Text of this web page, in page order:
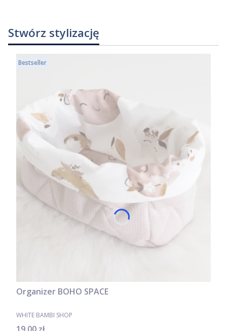
Stwórz stylizację
Bestseller
Organizer BOHO SPACE
PRODUCENT
WHITE BAMBI SHOP
Cena